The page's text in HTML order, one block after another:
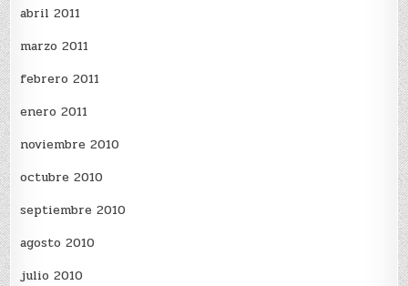
abril 2011
marzo 2011
febrero 2011
enero 2011
noviembre 2010
octubre 2010
septiembre 2010
agosto 2010
julio 2010